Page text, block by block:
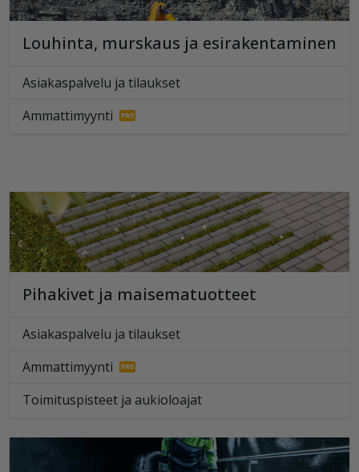
Louhinta, murskaus ja esirakentaminen
Asiakaspalvelu ja tilaukset
Ammattimyynti
Pihakivet ja maisematuotteet
Asiakaspalvelu ja tilaukset
Ammattimyynti
Toimituspisteet ja aukioloajat